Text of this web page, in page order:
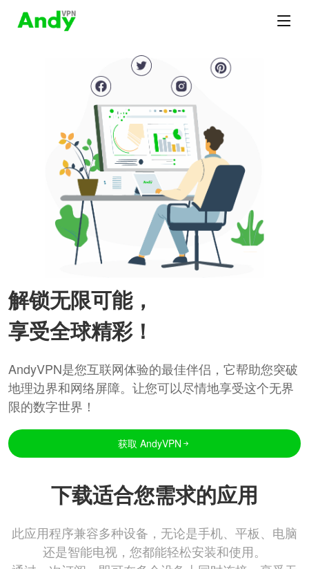
解锁无限可能，
享受全球精彩！
AndyVPN是您互联网体验的最佳伴侣，它帮助您突破
地理边界和网络屏障。让您可以尽情地享受这个无界
限的数字世界！
获取 AndyVPN
下载适合您需求的应用
此应用程序兼容多种设备，无论是手机、平板、电脑
还是智能电视，您都能轻松安装和使用。